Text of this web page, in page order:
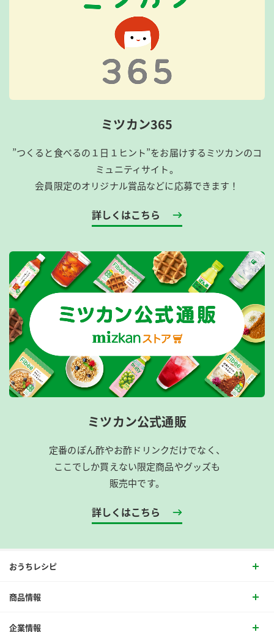
ミツカン365
”つくると食べるの１日１ヒント”をお届けするミツカンのコ
ミュニティサイト。
会員限定のオリジナル賞品などに応募できます！
詳しくはこちら
ミツカン公式通販
定番のぽん酢やお酢ドリンクだけでなく、
ここでしか買えない限定商品やグッズも
販売中です。
詳しくはこちら
おうちレシピ
商品情報
企業情報